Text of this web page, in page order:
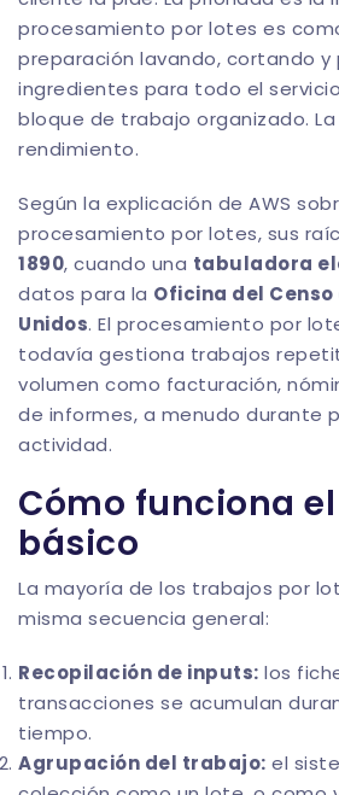
procesamiento por lotes es
preparación lavando, cortando y
ingredientes para todo el
bloque de trabajo organizado.
rendimiento.
Según la explicación de AWS
procesamiento por lotes, sus
1890, cuando una tabuladora
datos para la Oficina del
Unidos. El procesamiento por
todavía gestiona trabajos
volumen como facturación,
de informes, a menudo durante
actividad.
Cómo funciona
básico
La mayoría de los trabajos por
misma secuencia general:
Recopilación de inputs: los
transacciones se acumulan
tiempo.
Agrupación del trabajo: el